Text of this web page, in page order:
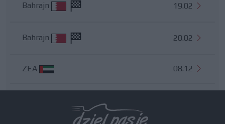
Bahrajn 19.02
Bahrajn 20.02
ZEA 08.12